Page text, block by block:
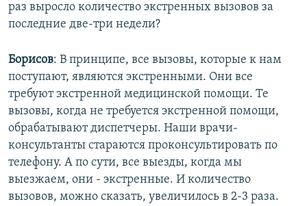
раз выросло количество экстренных вызовов за
последние две-три недели?
Борисов: В принципе, все вызовы, которые к нам
поступают, являются экстренными. Они все
требуют экстренной медицинской помощи. Те
вызовы, когда не требуется экстренной помощи,
обрабатывают диспетчеры. Наши врачи-
консультанты стараются проконсультировать по
телефону. А по сути, все выезды, когда мы
выезжаем, они - экстренные. И количество
вызовов, можно сказать, увеличилось в 2-3 раза.